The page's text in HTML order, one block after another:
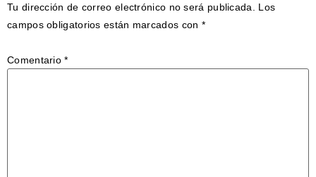
Tu dirección de correo electrónico no será publicada.
Los
campos obligatorios están marcados con *
Comentario*